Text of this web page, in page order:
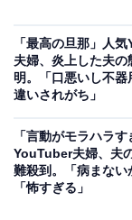
「最高の旦那」人
夫婦、炎上した夫の
明。「口悪いし不器
違いされがち」
「言動がモラハラ
YouTuber夫婦、夫
難殺到。「病まない
「怖すぎる」